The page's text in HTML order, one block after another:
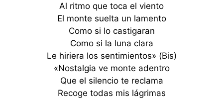
Al ritmo que toca el viento
El monte suelta un lamento
Como si lo castigaran
Como si la luna clara
Le hiriera los sentimientos» (Bis)
«Nostalgia ve monte adentro
Que el silencio te reclama
Recoge todas mis lágrimas